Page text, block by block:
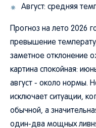
Август: средняя
Прогноз на лето 2026
превышение
заметное отклонение
картина спокойная:
август - около нормы.
исключает ситуации,
обычной, а
один-два мощных